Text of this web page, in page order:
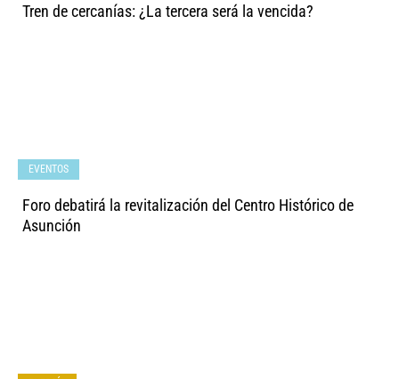
Tren de cercanías: ¿La tercera será la vencida?
Foro debatirá la revitalización del Centro Histórico de
Asunción
EVENTOS